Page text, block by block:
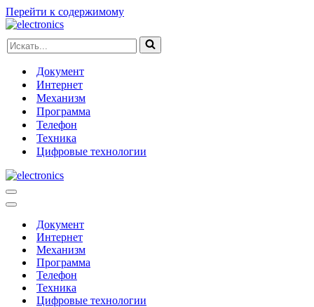
Перейти к содержимому
Искать...
Документ
Интернет
Механизм
Программа
Телефон
Техника
Цифровые технологии
Меню
навигации
Меню
навигацииДокумент
Интернет
Механизм
Программа
Телефон
Техника
Цифровые технологии